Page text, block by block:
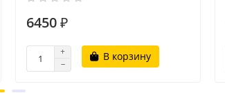
6450 ₽
В корзину